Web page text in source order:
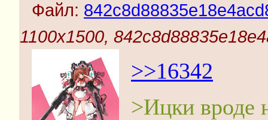
Файл:
1100x1500,
>>16342
>Ицки вроде